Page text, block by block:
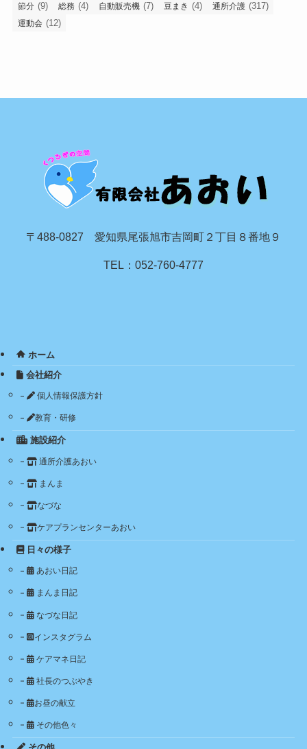
節分 (9) 総務 (4) 自動販売機 (7) 豆まき (4) 通所介護 (317)
運動会 (12)
〒488-0827 愛知県尾張旭市吉岡町２丁目８番地９
TEL：052-760-4777
ホーム
会社紹介
個人情報保護方針
教育・研修
施設紹介
通所介護あおい
まんま
なづな
ケアプランセンターあおい
日々の様子
あおい日記
まんま日記
なづな日記
インスタグラム
ケアマネ日記
社長のつぶやき
お昼の献立
その他色々